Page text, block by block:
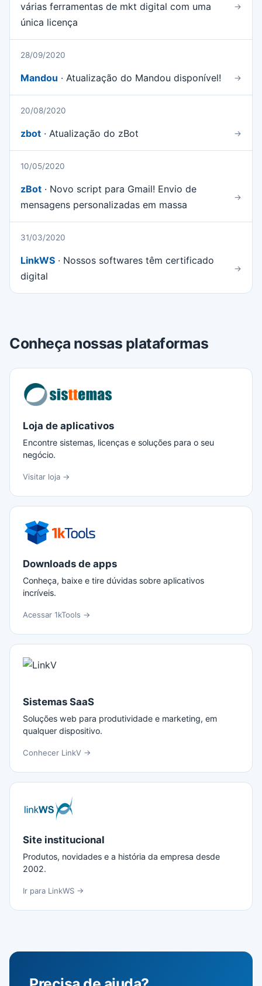
várias ferramentas de mkt digital com uma
única licença
→
28/09/2020
Mandou · Atualização do Mandou disponível! →
20/08/2020
zbot · Atualização do zBot →
10/05/2020
zBot · Novo script para Gmail! Envio de
mensagens personalizadas em massa
→
31/03/2020
LinkWS · Nossos softwares têm certificado
digital
→
Conheça nossas plataformas
Loja de aplicativos
Encontre sistemas, licenças e soluções para o seu
negócio.
Visitar loja →
Downloads de apps
Conheça, baixe e tire dúvidas sobre aplicativos
incríveis.
Acessar 1kTools →
Sistemas SaaS
Soluções web para produtividade e marketing, em
qualquer dispositivo.
Conhecer LinkV →
Site institucional
Produtos, novidades e a história da empresa desde
2002.
Ir para LinkWS →